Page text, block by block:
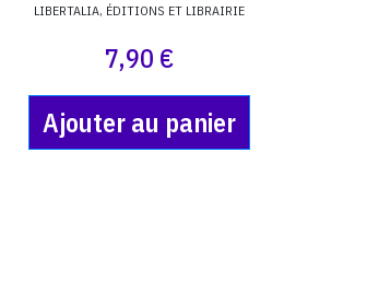
LIBERTALIA, ÉDITIONS ET LIBRAIRIE
7,90 €
Ajouter au panier